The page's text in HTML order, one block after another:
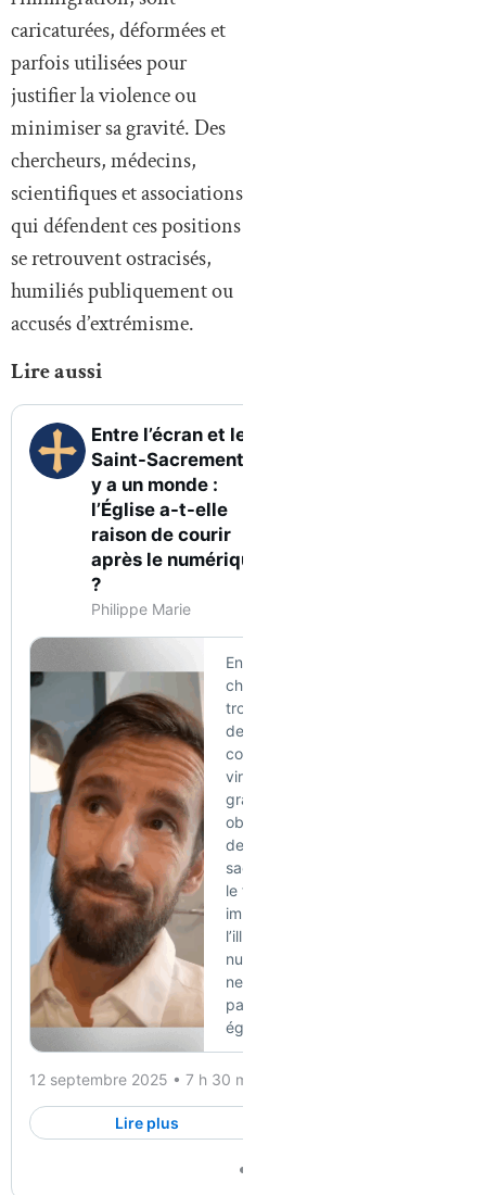
caricaturées, déformées et
parfois utilisées pour
justifier la violence ou
minimiser sa gravité. Des
chercheurs, médecins,
scientifiques et associations
qui défendent ces positions
se retrouvent ostracisés,
humiliés publiquement ou
accusés d’extrémisme.
Lire aussi